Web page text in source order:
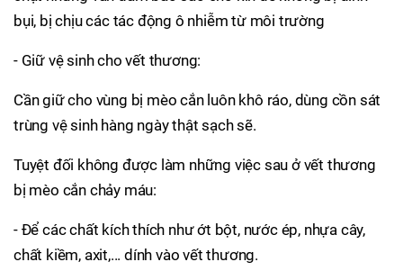
bụi, bị chịu các tác động ô nhiễm từ môi trường
- Giữ vệ sinh cho vết thương:
Cần giữ cho vùng bị mèo cắn luôn khô ráo, dùng cồn sát
trùng vệ sinh hàng ngày thật sạch sẽ.
Tuyệt đối không được làm những việc sau ở vết thương
bị mèo cắn chảy máu:
- Để các chất kích thích như ớt bột, nước ép, nhựa cây,
chất kiềm, axit,... dính vào vết thương.